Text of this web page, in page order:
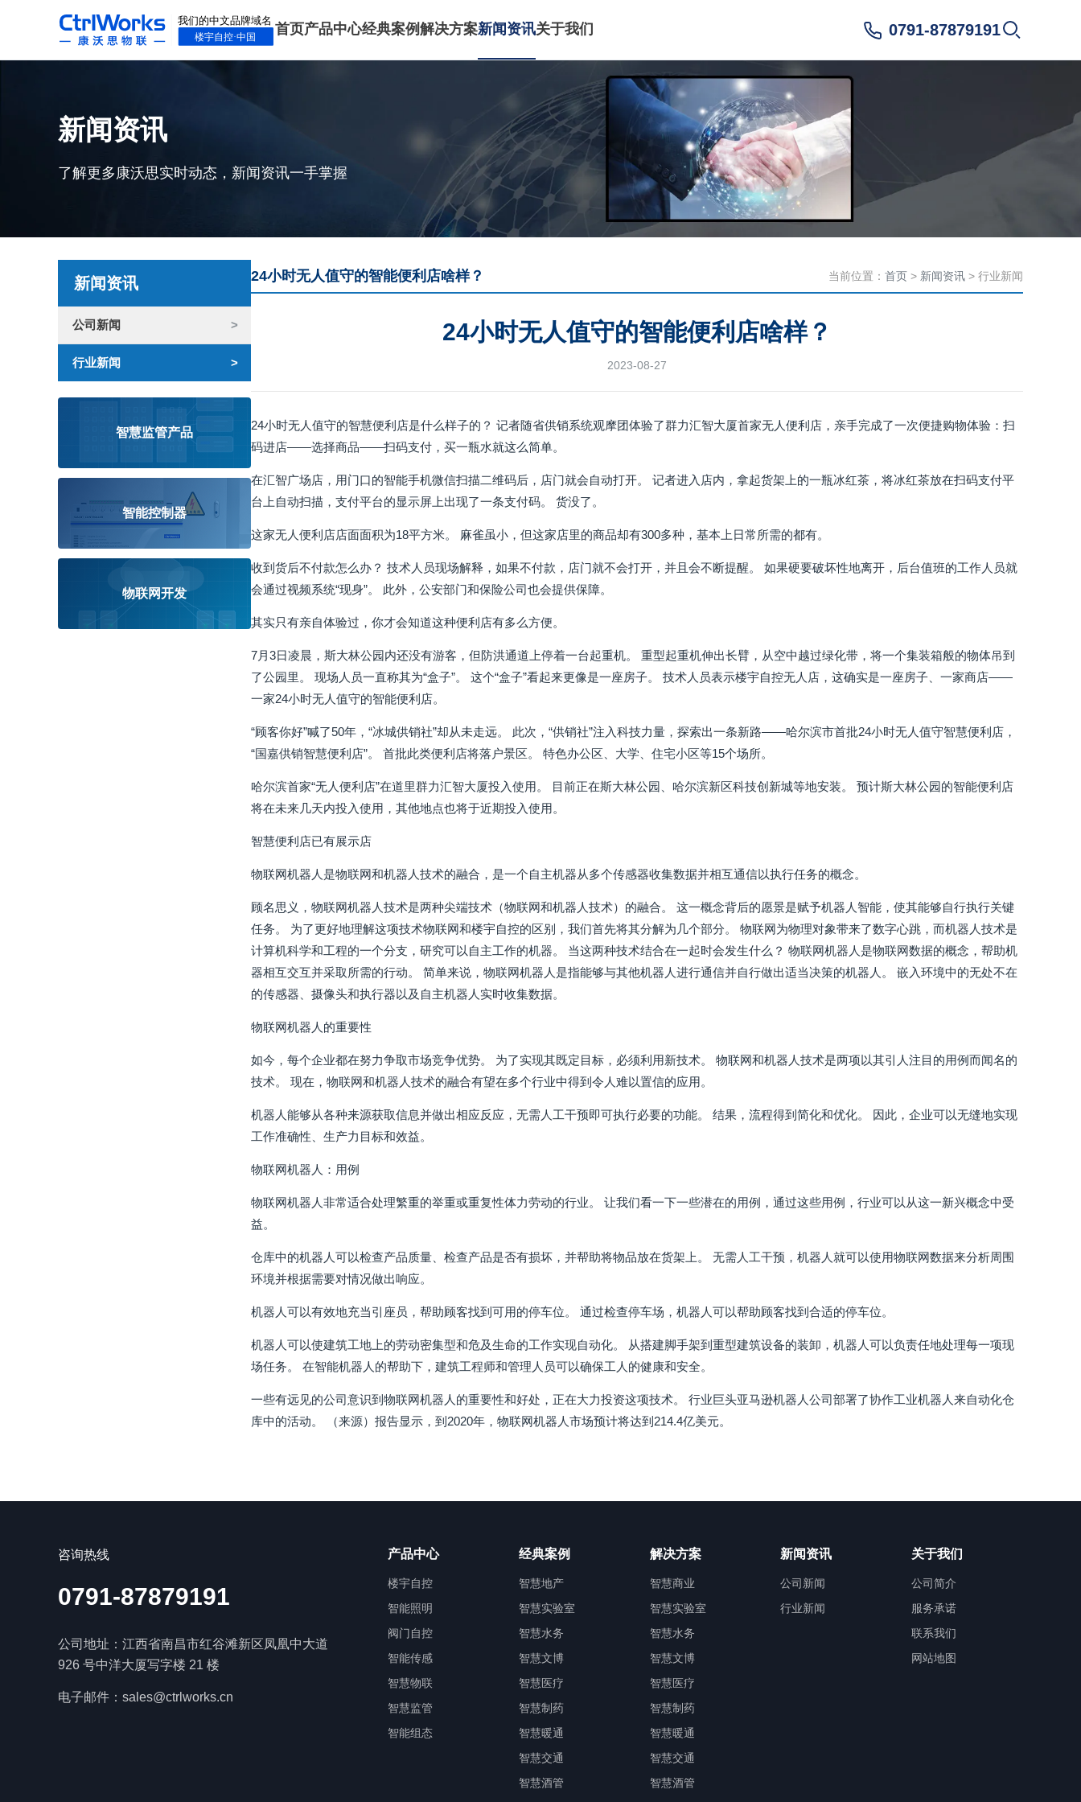
首页产品中心经典案例解决方案新闻资讯关于我们 0791-87879191
新闻资讯
了解更多康沃思实时动态，新闻资讯一手掌握
新闻资讯
公司新闻
行业新闻
智慧监管产品
智能控制器
物联网开发
24小时无人值守的智能便利店啥样？ 当前位置： 首页 > 新闻资讯 > 行业新闻
24小时无人值守的智能便利店啥样？
2023-08-27
24小时无人值守的智慧便利店是什么样子的？ 记者随省供销系统观摩团体验了群力汇智大厦首家无人便利店，亲手完成了一次便捷购物体验：扫
码进店——选择商品——扫码支付，买一瓶水就这么简单。
在汇智广场店，用门口的智能手机微信扫描二维码后，店门就会自动打开。 记者进入店内，拿起货架上的一瓶冰红茶，将冰红茶放在扫码支付平
台上自动扫描，支付平台的显示屏上出现了一条支付码。 货没了。
这家无人便利店店面面积为18平方米。 麻雀虽小，但这家店里的商品却有300多种，基本上日常所需的都有。
收到货后不付款怎么办？ 技术人员现场解释，如果不付款，店门就不会打开，并且会不断提醒。 如果硬要破坏性地离开，后台值班的工作人员就
会通过视频系统“现身”。 此外，公安部门和保险公司也会提供保障。
其实只有亲自体验过，你才会知道这种便利店有多么方便。
7月3日凌晨，斯大林公园内还没有游客，但防洪通道上停着一台起重机。 重型起重机伸出长臂，从空中越过绿化带，将一个集装箱般的物体吊到
了公园里。 现场人员一直称其为“盒子”。 这个“盒子”看起来更像是一座房子。 技术人员表示楼宇自控无人店，这确实是一座房子、一家商店——
一家24小时无人值守的智能便利店。
“顾客你好”喊了50年，“冰城供销社”却从未走远。 此次，“供销社”注入科技力量，探索出一条新路——哈尔滨市首批24小时无人值守智慧便利店，
“国嘉供销智慧便利店”。 首批此类便利店将落户景区。 特色办公区、大学、住宅小区等15个场所。
哈尔滨首家“无人便利店”在道里群力汇智大厦投入使用。 目前正在斯大林公园、哈尔滨新区科技创新城等地安装。 预计斯大林公园的智能便利店
将在未来几天内投入使用，其他地点也将于近期投入使用。
智慧便利店已有展示店
物联网机器人是物联网和机器人技术的融合，是一个自主机器从多个传感器收集数据并相互通信以执行任务的概念。
顾名思义，物联网机器人技术是两种尖端技术（物联网和机器人技术）的融合。 这一概念背后的愿景是赋予机器人智能，使其能够自行执行关键
任务。 为了更好地理解这项技术物联网和楼宇自控的区别，我们首先将其分解为几个部分。 物联网为物理对象带来了数字心跳，而机器人技术是
计算机科学和工程的一个分支，研究可以自主工作的机器。 当这两种技术结合在一起时会发生什么？ 物联网机器人是物联网数据的概念，帮助机
器相互交互并采取所需的行动。 简单来说，物联网机器人是指能够与其他机器人进行通信并自行做出适当决策的机器人。 嵌入环境中的无处不在
的传感器、摄像头和执行器以及自主机器人实时收集数据。
物联网机器人的重要性
如今，每个企业都在努力争取市场竞争优势。 为了实现其既定目标，必须利用新技术。 物联网和机器人技术是两项以其引人注目的用例而闻名的
技术。 现在，物联网和机器人技术的融合有望在多个行业中得到令人难以置信的应用。
机器人能够从各种来源获取信息并做出相应反应，无需人工干预即可执行必要的功能。 结果，流程得到简化和优化。 因此，企业可以无缝地实现
工作准确性、生产力目标和效益。
物联网机器人：用例
物联网机器人非常适合处理繁重的举重或重复性体力劳动的行业。 让我们看一下一些潜在的用例，通过这些用例，行业可以从这一新兴概念中受
益。
仓库中的机器人可以检查产品质量、检查产品是否有损坏，并帮助将物品放在货架上。 无需人工干预，机器人就可以使用物联网数据来分析周围
环境并根据需要对情况做出响应。
机器人可以有效地充当引座员，帮助顾客找到可用的停车位。 通过检查停车场，机器人可以帮助顾客找到合适的停车位。
机器人可以使建筑工地上的劳动密集型和危及生命的工作实现自动化。 从搭建脚手架到重型建筑设备的装卸，机器人可以负责任地处理每一项现
场任务。 在智能机器人的帮助下，建筑工程师和管理人员可以确保工人的健康和安全。
一些有远见的公司意识到物联网机器人的重要性和好处，正在大力投资这项技术。 行业巨头亚马逊机器人公司部署了协作工业机器人来自动化仓
库中的活动。 （来源）报告显示，到2020年，物联网机器人市场预计将达到214.4亿美元。
咨询热线
0791-87879191
公司地址：江西省南昌市红谷滩新区凤凰中大道
926 号中洋大厦写字楼 21 楼
电子邮件：sales@ctrlworks.cn
产品中心
楼宇自控
智能照明
阀门自控
智能传感
智慧物联
智慧监管
智能组态
经典案例
智慧地产
智慧实验室
智慧水务
智慧文博
智慧医疗
智慧制药
智慧暖通
智慧交通
智慧酒管
解决方案
智慧商业
智慧实验室
智慧水务
智慧文博
智慧医疗
智慧制药
智慧暖通
智慧交通
智慧酒管
新闻资讯
公司新闻
行业新闻
关于我们
公司简介
服务承诺
联系我们
网站地图